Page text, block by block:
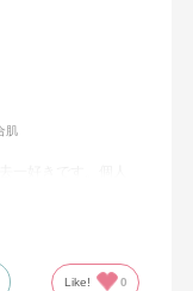
肌
この先長く持つと
Like! 0